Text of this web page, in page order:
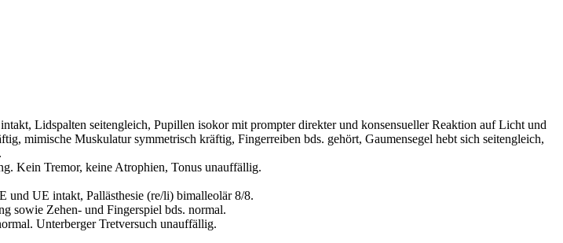
Lidspalten seitengleich, Pupillen isokor mit prompter direkter und konsensueller Reaktion auf Licht und
mimische Muskulatur symmetrisch kräftig, Fingerreiben bds. gehört, Gaumensegel hebt sich seitengleich,
Kein Tremor, keine Atrophien, Tonus unauffällig.
und UE intakt, Pallästhesie (re/li) bimalleolär 8/8.
sowie Zehen- und Fingerspiel bds. normal.
Unterberger Tretversuch unauffällig.